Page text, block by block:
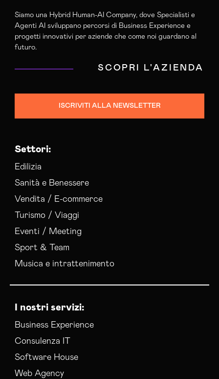
Siamo una Hybrid Human-AI Company, dove Specialisti e
Agenti AI sviluppano percorsi di Business Experience e
progetti innovativi per aziende che come noi guardano al
futuro.
SCOPRI L'AZIENDA
ISCRIVITI ALLA NEWSLETTER
Settori:
Edilizia
Sanità e Benessere
Vendita / E-commerce
Turismo / Viaggi
Eventi / Meeting
Sport & Team
Musica e intrattenimento
I nostri servizi:
Business Experience
Consulenza IT
Software House
Web Agency